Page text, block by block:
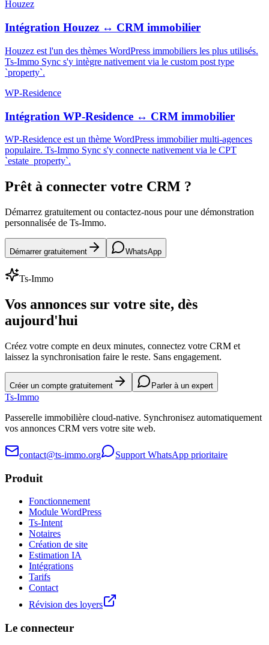
Houzez
Intégration Houzez ↔ CRM immobilier
Houzez est l'un des thèmes WordPress immobiliers les plus utilisés.
Ts-Immo Sync s'y intègre nativement via le custom post type
`property`.
WP-Residence
Intégration WP-Residence ↔ CRM immobilier
WP-Residence est un thème WordPress immobilier multi-agences
populaire. Ts-Immo Sync s'y connecte nativement via le CPT
`estate_property`.
Prêt à connecter votre CRM ?
Démarrez gratuitement ou contactez-nous pour une démonstration
personnalisée de Ts-Immo.
Démarrer gratuitement WhatsApp
Ts-Immo
Vos annonces sur votre site, dès
aujourd'hui
Créez votre compte en deux minutes, connectez votre CRM et
laissez la synchronisation faire le reste. Sans engagement.
Créer un compte gratuitement Parler à un expert
Ts-Immo
Passerelle immobilière cloud-native. Synchronisez automatiquement
vos annonces CRM vers votre site web.
contact@ts-immo.org Support WhatsApp prioritaire
Produit
Fonctionnement
Module WordPress
Ts-Intent
Notaires
Création de site
Estimation IA
Intégrations
Tarifs
Contact
Révision des loyers
Le connecteur